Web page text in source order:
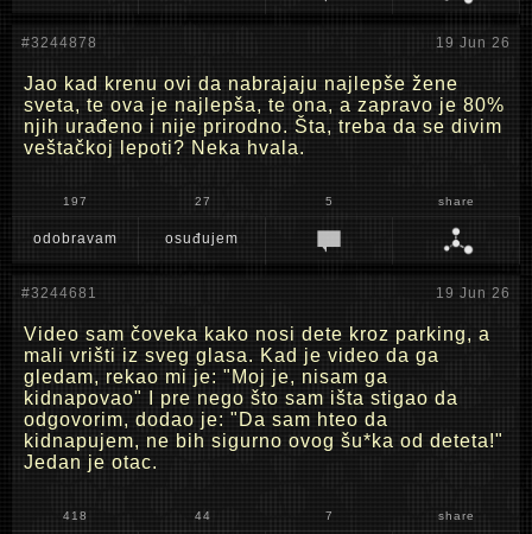
#3244878 19 Jun 26
Jao kad krenu ovi da nabrajaju najlepše žene
sveta, te ova je najlepša, te ona, a zapravo je 80%
njih urađeno i nije prirodno. Šta, treba da se divim
veštačkoj lepoti? Neka hvala.
197 27 5 share
odobravam osuđujem
#3244681 19 Jun 26
Video sam čoveka kako nosi dete kroz parking, a
mali vrišti iz sveg glasa. Kad je video da ga
gledam, rekao mi je: "Moj je, nisam ga
kidnapovao" I pre nego što sam išta stigao da
odgovorim, dodao je: "Da sam hteo da
kidnapujem, ne bih sigurno ovog šu*ka od deteta!"
Jedan je otac.
418 44 7 share